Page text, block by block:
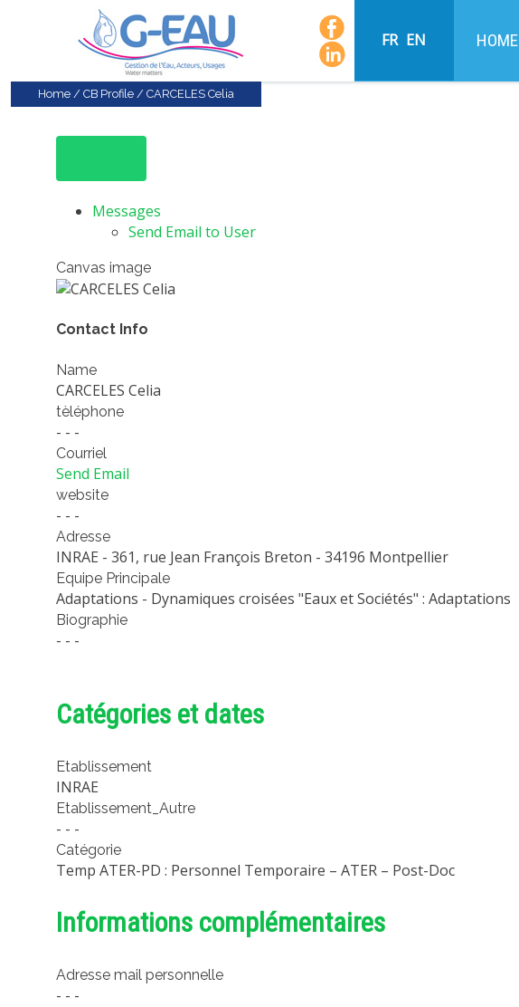
FR EN HOME
Home / CB Profile / CARCELES Celia
Messages
Send Email to User
Canvas image
Contact Info
Name
CARCELES Celia
tèléphone
- - -
Courriel
Send Email
website
- - -
Adresse
INRAE - 361, rue Jean François Breton - 34196 Montpellier
Equipe Principale
Adaptations - Dynamiques croisées "Eaux et Sociétés" : Adaptations
Biographie
- - -
Catégories et dates
Etablissement
INRAE
Etablissement_Autre
- - -
Catégorie
Temp ATER-PD : Personnel Temporaire – ATER – Post-Doc
Informations complémentaires
Adresse mail personnelle
- - -